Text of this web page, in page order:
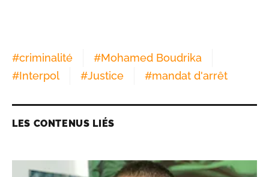
#criminalité #Mohamed Boudrika
#Interpol #Justice #mandat d'arrêt
LES CONTENUS LIÉS